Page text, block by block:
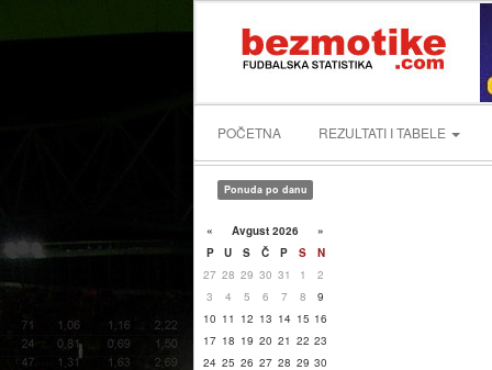
POČETNA REZULTATI I TABELE
Ponuda po danu
« Avgust 2026
»
P
U S Č P S
N
27 28 29 30 31 1
2
3
4 5 6 7 8
9
10 11 12 13 14 15 16
17 18 19 20 21 22 23
24 25 26 27 28 29 30